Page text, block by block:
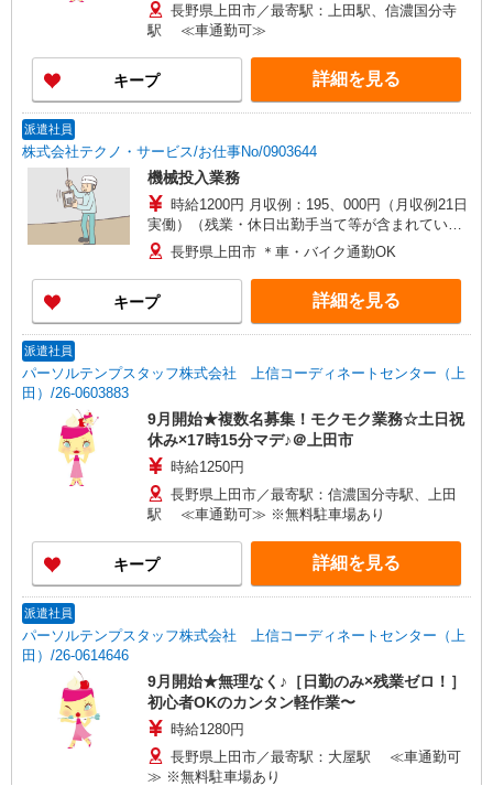
長野県上田市／最寄駅：上田駅、信濃国分寺
駅 ≪車通勤可≫
キープ 詳細を見る
派遣社員
株式会社テクノ・サービス/お仕事No/0903644
機械投入業務
時給1200円 月収例：195、000円（月収例21日
実働）（残業・休日出勤手当て等が含まれていま
す） 交通費全額支給
長野県上田市 ＊車・バイク通勤OK
キープ 詳細を見る
派遣社員
パーソルテンプスタッフ株式会社 上信コーディネートセンター（上
田）/26-0603883
9月開始★複数名募集！モクモク業務☆土日祝
休み×17時15分マデ♪＠上田市
時給1250円
長野県上田市／最寄駅：信濃国分寺駅、上田
駅 ≪車通勤可≫ ※無料駐車場あり
キープ 詳細を見る
派遣社員
パーソルテンプスタッフ株式会社 上信コーディネートセンター（上
田）/26-0614646
9月開始★無理なく♪［日勤のみ×残業ゼロ！］
初心者OKのカンタン軽作業〜
時給1280円
長野県上田市／最寄駅：大屋駅 ≪車通勤可
≫ ※無料駐車場あり